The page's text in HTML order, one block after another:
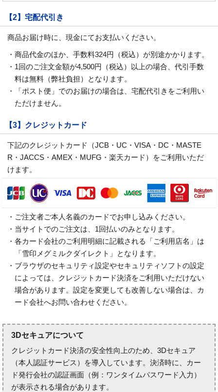
【2】宅配代引き
商品お届け時に、現金にてお支払いください。
・商品代金のほか、手数料324円（税込）が別途かかります。
・1回のご注文金額が4,500円（税込）以上の場合、代引手数
料は無料（弊社負担）となります。
・「ポスト便」でのお届けの場合は、宅配代引きをご利用い
ただけません。
【3】クレジットカード
下記のクレジットカード（JCB・UC・VISA・DC・MASTE
R・JACCS・AMEX・MUFG・楽天カード）をご利用いただ
けます。
・ご注文者ご本人名義のカードでお申し込みください。
・当サイトでのご注文は、1回払いのみとなります。
・各カード会社のご利用明細に記載される「ご利用店名」は
「雪印メグミルクダイレクト」となります。
・ブラウザのセキュリティ設定やセキュリティソフトの設定
によっては、クレジットカード決済をご利用いただけない
場合があります。設定を変更しても改善しない場合は、カ
ード会社へお問い合わせください。
3Dセキュアについて
クレジットカード決済の安全性向上のため、3Dセキュア
（本人認証サービス）を導入しています。決済時に、カー
ド発行会社の認証画面（例：ワンタイムパスワード入力）
が表示される場合があります。